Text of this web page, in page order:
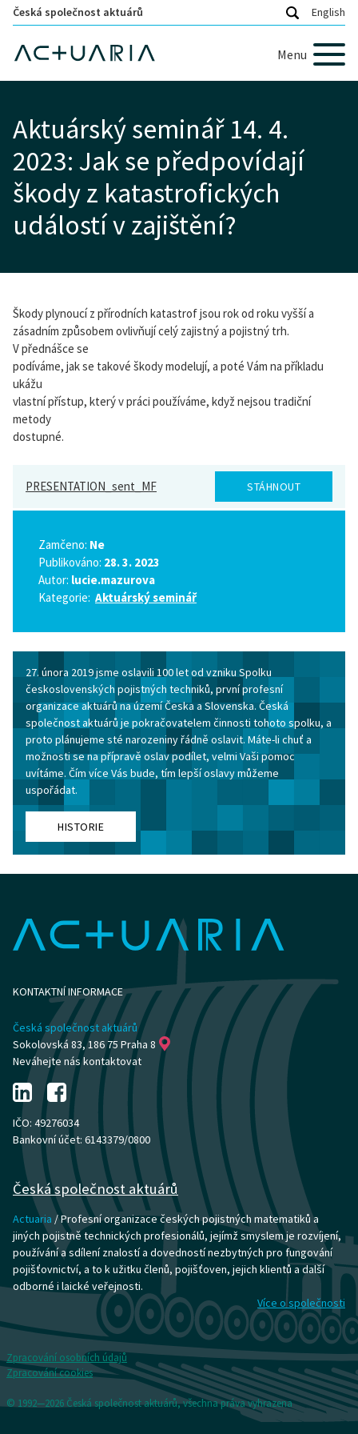
Česká společnost aktuárů English
Menu
Aktuárský seminář 14. 4.
2023: Jak se předpovídají
škody z katastrofických
událostí v zajištění?
Škody plynoucí z přírodních katastrof jsou rok od roku vyšší a
zásadním způsobem ovlivňují celý zajistný a pojistný trh.
V přednášce se
podíváme, jak se takové škody modelují, a poté Vám na příkladu
ukážu
vlastní přístup, který v práci používáme, když nejsou tradiční
metody
dostupné.
PRESENTATION_sent_MF STÁHNOUT
Zamčeno: Ne
Publikováno: 28. 3. 2023
Autor: lucie.mazurova
Kategorie: Aktuárský seminář
27. února 2019 jsme oslavili 100 let od vzniku Spolku
československých pojistných techniků, první profesní
organizace aktuárů na území Česka a Slovenska. Česká
společnost aktuárů je pokračovatelem činnosti tohoto spolku, a
proto plánujeme sté narozeniny řádně oslavit. Máte-li chuť a
možnosti se na přípravě oslav podílet, velmi Vaši pomoc
uvítáme. Čím více Vás bude, tím lepší oslavy můžeme
uspořádat.
HISTORIE
KONTAKTNÍ INFORMACE
Česká společnost aktuárů
Sokolovská 83, 186 75 Praha 8
Neváhejte nás kontaktovat
IČO: 49276034
Bankovní účet: 6143379/0800
Česká společnost aktuárů
Actuaria / Profesní organizace českých pojistných matematiků a
jiných pojistně technických profesionálů, jejímž smyslem je rozvíjení,
používání a sdílení znalostí a dovedností nezbytných pro fungování
pojišťovnictví, a to k užitku členů, pojišťoven, jejich klientů a další
odborné i laické veřejnosti.
Více o společnosti
Zpracování osobních údajů
Zpracování cookies
© 1992—2026 Česká společnost aktuárů, všechna práva vyhrazena